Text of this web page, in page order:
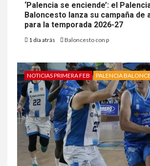
‘Palencia se enciende’: el
Baloncesto lanza su campaña de
para la temporada 2026-27
1 día atrás Baloncesto con p
NOTICIAS PRIMERA FEB PALENCIA